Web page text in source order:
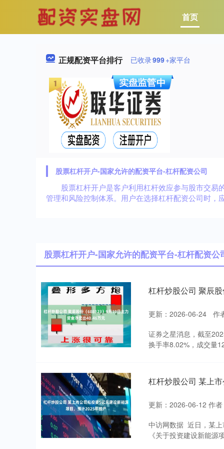
首页
正规配资平台排行 已收录999+家平台
股票杠杆开户-国家允许的配资平台-杠杆配资公司
股票杠杆开户是客户利用杠杆效应参与股市交
管理和风险控制体系。用户在选择杠杆配资公司时
股票杠杆开户-国家允许的配资平台-杠杆配资公
杠杆炒股公司 聚辰
更新：2026-06-24
作
证券之星消息，截至
换手率8.02%，成交量
杠杆炒股公司 某上
更新：2026-06-12 作
中访网数据 近日，某
《关于投资建设新能